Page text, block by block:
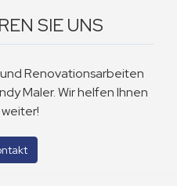
SIE UNS
Renovationsarbeiten
Maler. Wir helfen Ihnen